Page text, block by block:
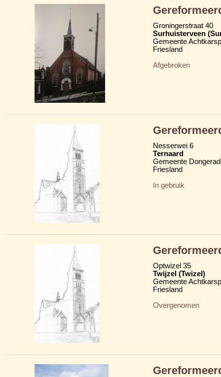
Groningerstraat 40
Surhuisterveen
Gemeente
Friesland
Afgebroken
Nesserwei 6
Ternaard
Gemeente
Friesland
In gebruik
Optwizel 35
Twijzel (Twizel)
Gemeente
Friesland
Overgenomen